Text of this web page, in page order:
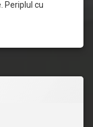
Periplul cu